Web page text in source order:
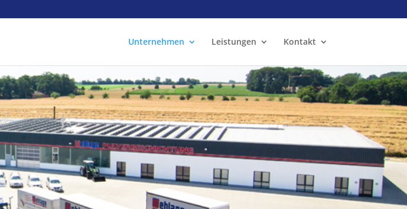
Unternehmen Leistungen Kontakt